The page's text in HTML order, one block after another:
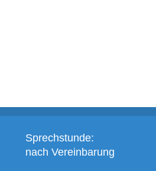
Sprechstunde:
nach Vereinbarung